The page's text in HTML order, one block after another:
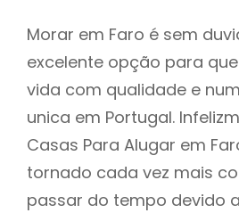
Morar em Faro é sem
excelente opção para
vida com qualidade e
unica em Portugal.
Casas Para Alugar em
tornado cada vez mais
passar do tempo devido